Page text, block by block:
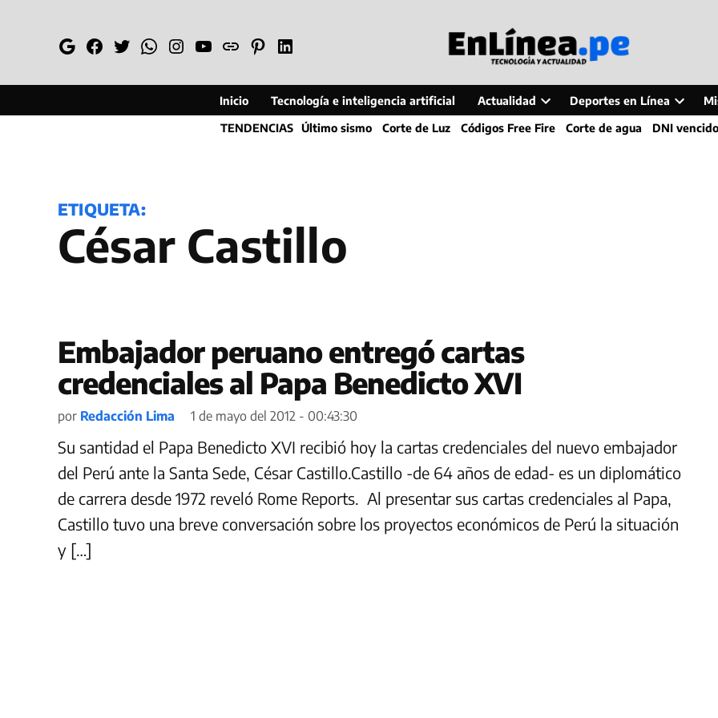
GoogleFacebook
TwitterWhatsapp
Instagram
YouTube
WebPinterestLinkedin
Inicio Tecnología e inteligencia artificial Actualidad
Open
dropdown
Deportes en Línea
Open
dropdown
TENDENCIAS Último sismo Corte de Luz Códigos Free Fire Corte de agua DNI vencido
ETIQUETA:
César Castillo
Embajador peruano entregó cartas
credenciales al Papa Benedicto XVI
por Redacción Lima 1 de mayo del 2012 - 00:43:30
Su santidad el Papa Benedicto XVI recibió hoy la cartas credenciales del nuevo embajador
del Perú ante la Santa Sede, César Castillo.Castillo -de 64 años de edad- es un diplomático
de carrera desde 1972 reveló Rome Reports. Al presentar sus cartas credenciales al Papa,
Castillo tuvo una breve conversación sobre los proyectos económicos de Perú la situación
y […]